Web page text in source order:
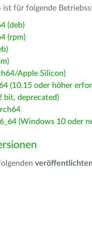
ist für folgende
(deb)
(rpm)
Apple Silicon)
(10.15 oder höher
bit, deprecated)
(Windows 10 oder
veröffentlichten